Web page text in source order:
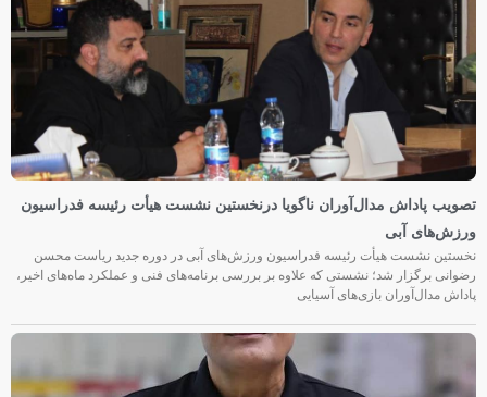
تصویب پاداش مدال‌آوران ناگویا درنخستین نشست هیأت رئیسه فدراسیون
ورزش‌های آبی
نخستین نشست هیأت رئیسه فدراسیون ورزش‌های آبی در دوره جدید ریاست محسن
رضوانی برگزار شد؛ نشستی که علاوه بر بررسی برنامه‌های فنی و عملکرد ماه‌های اخیر،
پاداش مدال‌آوران بازی‌های آسیایی